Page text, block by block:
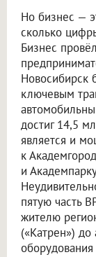
Но бизнес —
сколько
Бизнес
Новосибирск
ключевым
достиг 14,5
является и
к
и
пятую часть
жителю
(«Катрен»)